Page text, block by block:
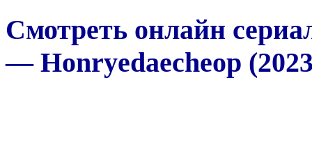
Смотреть онлайн
— Honryedaecheop